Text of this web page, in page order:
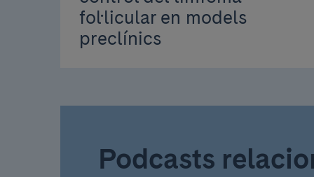
fol·licular en models
preclínics
Podcasts